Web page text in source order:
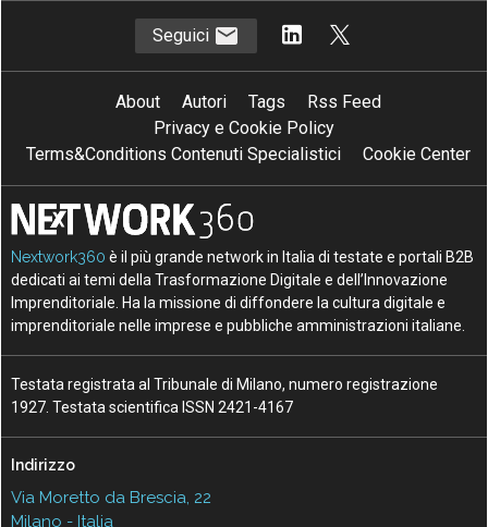
Seguici
About Autori Tags
Rss Feed
Privacy e Cookie Policy
Terms&Conditions Contenuti Specialistici
Cookie Center
Nextwork360 è il più grande network in Italia di testate e portali B2B
dedicati ai temi della Trasformazione Digitale e dell’Innovazione
Imprenditoriale. Ha la missione di diffondere la cultura digitale e
imprenditoriale nelle imprese e pubbliche amministrazioni italiane.
Testata registrata al Tribunale di Milano, numero registrazione
1927. Testata scientifica ISSN 2421-4167
Indirizzo
Via Moretto da Brescia, 22
Milano - Italia